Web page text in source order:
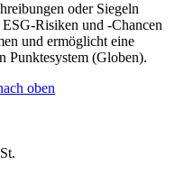
oder Siegeln
Risiken und -Chancen
und ermöglicht eine
Punktesystem (Globen).
oben